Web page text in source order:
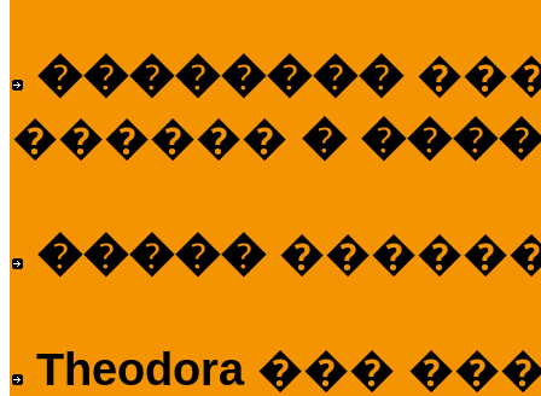
��������
������ �
�����
Theodora ���